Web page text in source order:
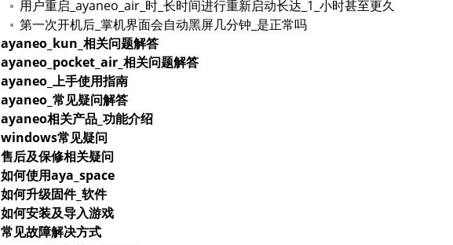
用户重启_ayaneo_air_时_长时间进行重新启动长达_1_小时甚至更久
第一次开机后_掌机界面会自动黑屏几分钟_是正常吗
ayaneo_kun_相关问题解答
ayaneo_pocket_air_相关问题解答
ayaneo_上手使用指南
ayaneo_常见疑问解答
ayaneo相关产品_功能介绍
windows常见疑问
售后及保修相关疑问
如何使用aya_space
如何升级固件_软件
如何安装及导入游戏
常见故障解决方式